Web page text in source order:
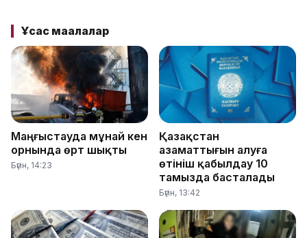
Ұқсас мақалалар
Маңғыстауда мұнай кен
орнында өрт шықты
Бүгін, 14:23
Қазақстан
азаматтығын алуға
өтініш қабылдау 10
тамызда басталады
Бүгін, 13:42